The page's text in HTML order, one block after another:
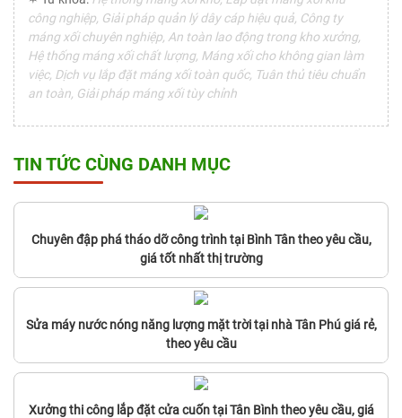
công nghiệp, Giải pháp quản lý dây cáp hiệu quả, Công ty
máng xối chuyên nghiệp, An toàn lao động trong kho xưởng,
Hệ thống máng xối chất lượng, Máng xối cho không gian làm
việc, Dịch vụ lắp đặt máng xối toàn quốc, Tuân thủ tiêu chuẩn
an toàn, Giải pháp máng xối tùy chỉnh
TIN TỨC CÙNG DANH MỤC
Chuyên đập phá tháo dỡ công trình tại Bình Tân theo yêu cầu,
giá tốt nhất thị trường
Sửa máy nước nóng năng lượng mặt trời tại nhà Tân Phú giá rẻ,
theo yêu cầu
Xưởng thi công lắp đặt cửa cuốn tại Tân Bình theo yêu cầu, giá